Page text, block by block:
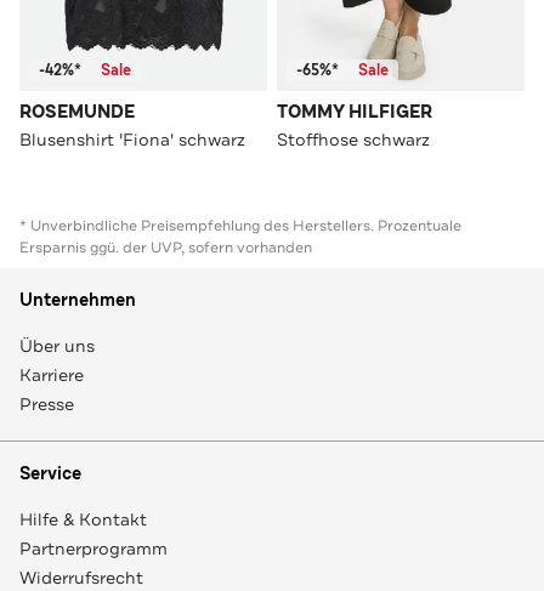
-42%* Sale
ROSEMUNDE
Blusenshirt 'Fiona' schwarz
-65%* Sale
TOMMY HILFIGER
Stoffhose schwarz
* Unverbindliche Preisempfehlung des Herstellers. Prozentuale
Ersparnis ggü. der UVP, sofern vorhanden
Unternehmen
Über uns
Karriere
Presse
Service
Hilfe & Kontakt
Partnerprogramm
Widerrufsrecht